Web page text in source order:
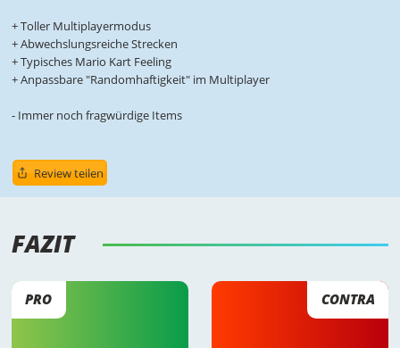
+ Toller Multiplayermodus
+ Abwechslungsreiche Strecken
+ Typisches Mario Kart Feeling
+ Anpassbare "Randomhaftigkeit" im Multiplayer
- Immer noch fragwürdige Items
Review teilen
FAZIT
PRO CONTRA